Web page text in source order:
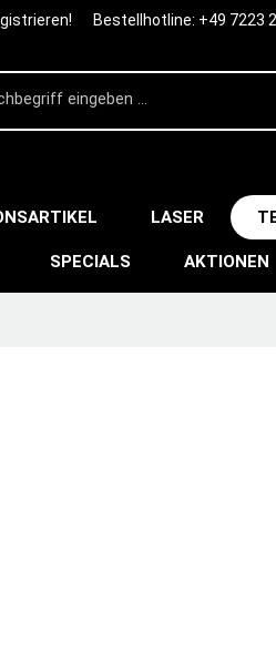
Bestellhotline: +49 7223
LASER
SPECIALS AKTIONEN